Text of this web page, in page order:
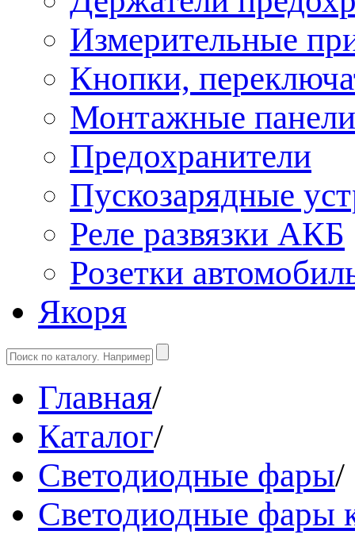
Измерительные
Кнопки,
Монтажные панели
Предохранители
Пускозарядные
Реле развязки АКБ
Розетки
Якоря
Главная/
Каталог/
Светодиодные фары/
Светодиодные фары